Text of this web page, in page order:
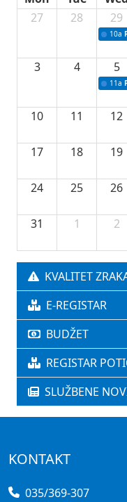
27
28 29
10a
3 4 5
11a
10 11 12
17 18 19
24 25 26
31 1 2
KVALITET
E-REGISTAR
BUDŽET
REGISTAR
SLUŽBENE
KONTAKT
035/369-307